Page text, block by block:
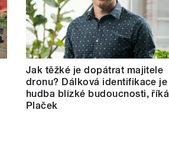
Jak těžké je dopátrat majitele
dronu? Dálková identifikace je
hudba blízké budoucnosti, říká
Plaček